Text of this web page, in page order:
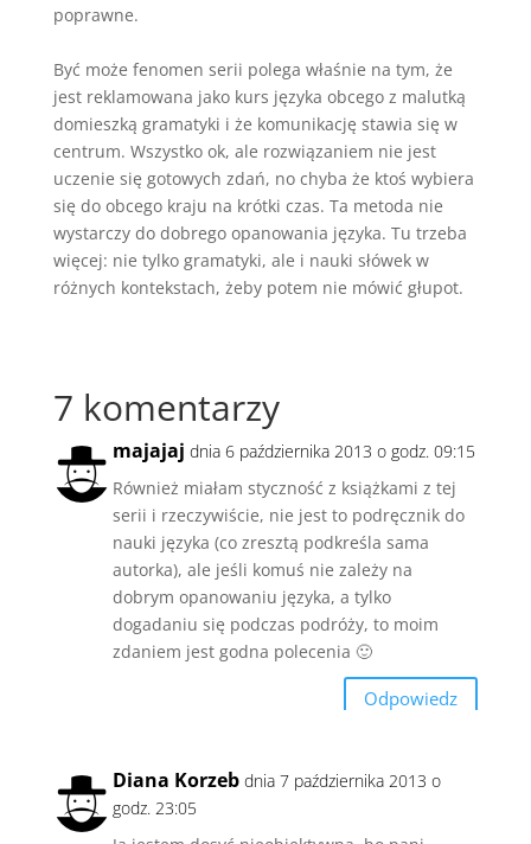
poprawne.
Być może fenomen serii polega właśnie na tym, że
jest reklamowana jako kurs języka obcego z malutką
domieszką gramatyki i że komunikację stawia się w
centrum. Wszystko ok, ale rozwiązaniem nie jest
uczenie się gotowych zdań, no chyba że ktoś wybiera
się do obcego kraju na krótki czas. Ta metoda nie
wystarczy do dobrego opanowania języka. Tu trzeba
więcej: nie tylko gramatyki, ale i nauki słówek w
różnych kontekstach, żeby potem nie mówić głupot.
7 komentarzy
majajaj dnia 6 października 2013 o godz. 09:15
Również miałam styczność z książkami z tej
serii i rzeczywiście, nie jest to podręcznik do
nauki języka (co zresztą podkreśla sama
autorka), ale jeśli komuś nie zależy na
dobrym opanowaniu języka, a tylko
dogadaniu się podczas podróży, to moim
zdaniem jest godna polecenia 🙂
Odpowiedz
Diana Korzeb dnia 7 października 2013 o
godz. 23:05